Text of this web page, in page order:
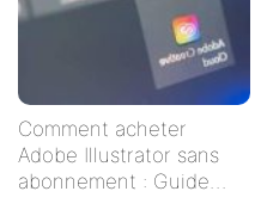
Comment acheter
Adobe Illustrator sans
abonnement : Guide